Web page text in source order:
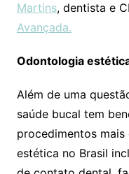
Martins, dentista e
Avançada.
Odontologia
Além de uma
saúde bucal tem
procedimentos
estética no Brasil